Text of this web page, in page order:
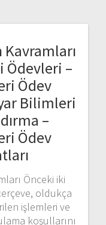
Ödevleri –
Ödev
Bilimleri
–
Ödev
Önceki iki
oldukça
işlemleri ve
koşullarını